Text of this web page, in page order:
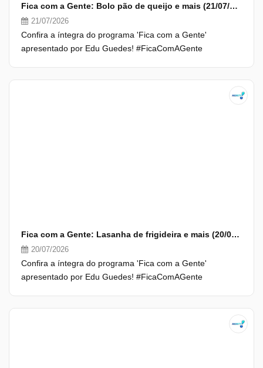
Fica com a Gente: Bolo pão de queijo e mais (21/07/26) | Completo
21/07/2026
Confira a íntegra do programa 'Fica com a Gente'
apresentado por Edu Guedes! #FicaComAGente
Fica com a Gente: Lasanha de frigideira e mais (20/07/26) | Completo
20/07/2026
Confira a íntegra do programa 'Fica com a Gente'
apresentado por Edu Guedes! #FicaComAGente